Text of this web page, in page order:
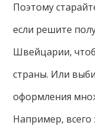
Поэтому
если решите
Швейцарии,
страны. Или
оформления
Например,